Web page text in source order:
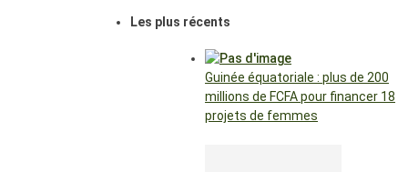
Les plus récents
Guinée équatoriale : plus de 200
millions de FCFA pour financer 18
projets de femmes